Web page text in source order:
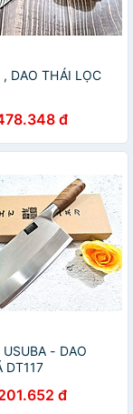
, DAO THÁI LỌC
đ
USUBA - DAO
DT117
đ